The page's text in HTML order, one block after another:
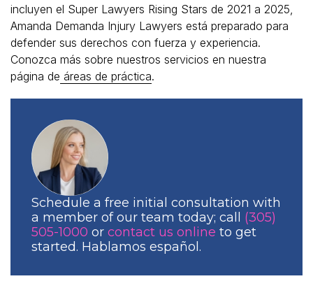
incluyen el Super Lawyers Rising Stars de 2021 a 2025,
Amanda Demanda Injury Lawyers está preparado para
defender sus derechos con fuerza y experiencia.
Conozca más sobre nuestros servicios en nuestra
página de áreas de práctica.
Schedule a free initial consultation with
a member of our team today; call (305)
505-1000 or contact us online to get
started. Hablamos español.